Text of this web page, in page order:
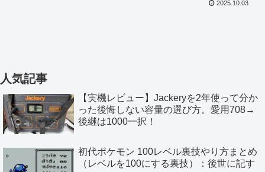
2025.10.03
人気記事
【実機レビュー】Jackeryを2年使って分か
った後悔しない容量の選び方。愛用708→
後継は1000一択！
初代ポケモン 100レベル裏技やり方まとめ
（レベルを100にする裏技）：後世に記す